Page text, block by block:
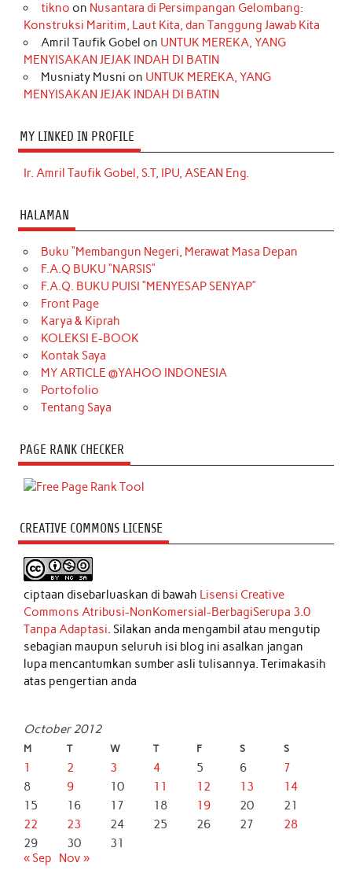
tikno on Nusantara di Persimpangan Gelombang:
Konstruksi Maritim, Laut Kita, dan Tanggung Jawab Kita
Amril Taufik Gobel on UNTUK MEREKA, YANG
MENYISAKAN JEJAK INDAH DI BATIN
Musniaty Musni on UNTUK MEREKA, YANG
MENYISAKAN JEJAK INDAH DI BATIN
MY LINKED IN PROFILE
Ir. Amril Taufik Gobel, S.T, IPU, ASEAN Eng.
HALAMAN
Buku “Membangun Negeri, Merawat Masa Depan
F.A.Q BUKU “NARSIS”
F.A.Q. BUKU PUISI “MENYESAP SENYAP”
Front Page
Karya & Kiprah
KOLEKSI E-BOOK
Kontak Saya
MY ARTICLE @YAHOO INDONESIA
Portofolio
Tentang Saya
PAGE RANK CHECKER
CREATIVE COMMONS LICENSE
ciptaan disebarluaskan di bawah Lisensi Creative
Commons Atribusi-NonKomersial-BerbagiSerupa 3.0
Tanpa Adaptasi. Silakan anda mengambil atau mengutip
sebagian maupun seluruh isi blog ini asalkan jangan
lupa mencantumkan sumber asli tulisannya. Terimakasih
atas pengertian anda
October 2012
M T W T F S S
1 2 3 4 5 6
7
8
9 10 11 12 13
14
15
16 17 18 19 20
21
22
23 24 25 26 27
28
29
30
31
« Sep
Nov »